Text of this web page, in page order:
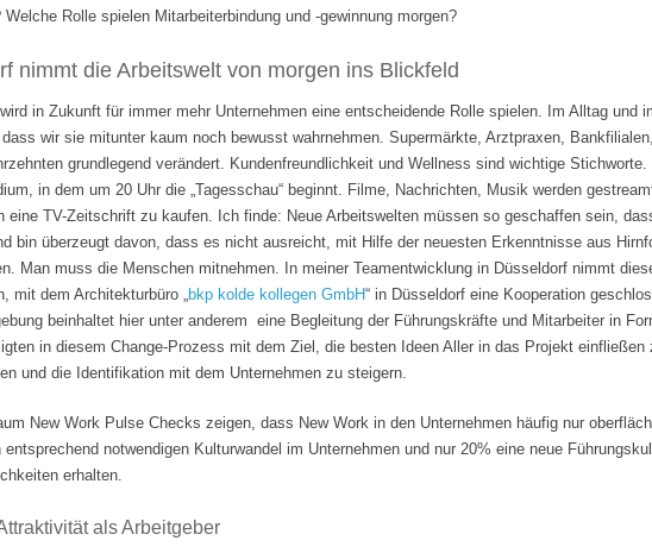
Rolle spielen Mitarbeiterbindung und -gewinnung morgen?
nimmt die Arbeitswelt von morgen ins Blickfeld
in Zukunft für immer mehr Unternehmen eine entscheidende Rolle spielen. Im Alltag und
wir sie mitunter kaum noch bewusst wahrnehmen. Supermärkte, Arztpraxen,
grundlegend verändert. Kundenfreundlichkeit und Wellness sind wichtige
in dem um 20 Uhr die „Tagesschau“ beginnt. Filme, Nachrichten, Musik werden
eine TV-Zeitschrift zu kaufen. Ich finde: Neue Arbeitswelten müssen so geschaffen sein,
bin überzeugt davon, dass es nicht ausreicht, mit Hilfe der neuesten Erkenntnisse aus
Man muss die Menschen mitnehmen. In meiner Teamentwicklung in Düsseldorf nimmt
mit dem Architekturbüro „bkp kolde kollegen GmbH“ in Düsseldorf eine Kooperation
beinhaltet hier unter anderem eine Begleitung der Führungskräfte und Mitarbeiter in
in diesem Change-Prozess mit dem Ziel, die besten Ideen Aller in das Projekt
und die Identifikation mit dem Unternehmen zu steigern.
New Work Pulse Checks zeigen, dass New Work in den Unternehmen häufig nur
notwendigen Kulturwandel im Unternehmen und nur 20% eine neue
erhalten.
als Arbeitgeber